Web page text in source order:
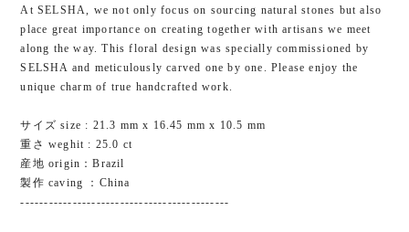
At SELSHA, we not only focus on sourcing natural stones but also
place great importance on creating together with artisans we meet
along the way. This floral design was specially commissioned by
SELSHA and meticulously carved one by one. Please enjoy the
unique charm of true handcrafted work.
サイズ size : 21.3 mm x 16.45 mm x 10.5 mm
重さ weghit : 25.0 ct
産地 origin：Brazil
製作 caving ：China
--------------------------------------------